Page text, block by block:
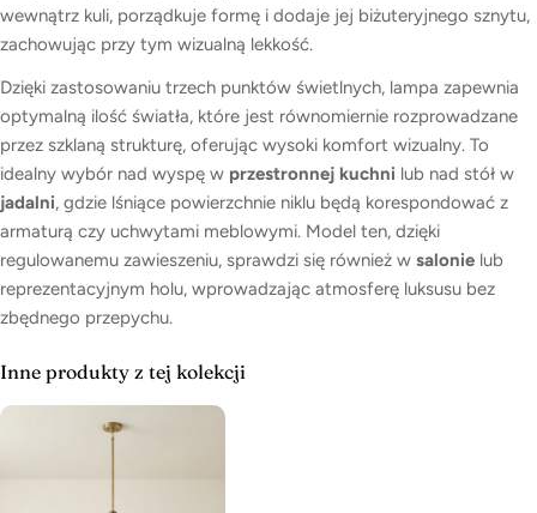
wewnątrz kuli, porządkuje formę i dodaje jej biżuteryjnego sznytu,
zachowując przy tym wizualną lekkość.
Dzięki zastosowaniu trzech punktów świetlnych, lampa zapewnia
optymalną ilość światła, które jest równomiernie rozprowadzane
przez szklaną strukturę, oferując wysoki komfort wizualny. To
idealny wybór nad wyspę w przestronnej kuchni lub nad stół w
jadalni, gdzie lśniące powierzchnie niklu będą korespondować z
armaturą czy uchwytami meblowymi. Model ten, dzięki
regulowanemu zawieszeniu, sprawdzi się również w salonie lub
reprezentacyjnym holu, wprowadzając atmosferę luksusu bez
zbędnego przepychu.
Inne produkty z tej kolekcji